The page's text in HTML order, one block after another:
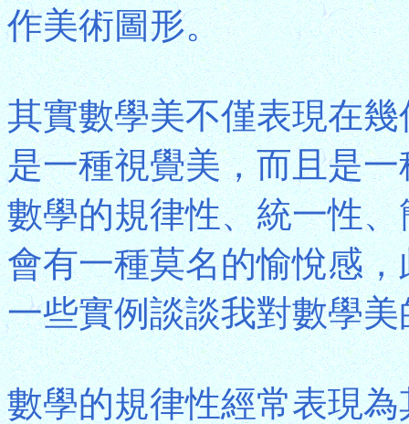
作美術圖形。
其實數學美不僅表現在
是一種視覺美，而且是
數學的規律性、統一性
會有一種莫名的愉悅感
一些實例談談我對數學
數學的規律性經常表現